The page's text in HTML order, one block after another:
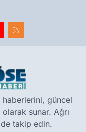
haberlerini, güncel
olarak sunar. Ağrı
takip edin.